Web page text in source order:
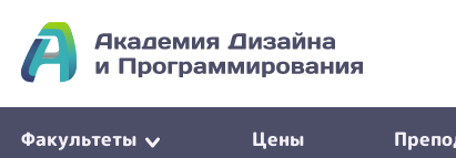
Факультеты Цены